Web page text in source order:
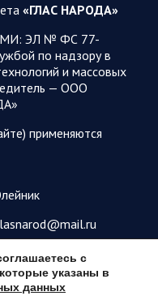
убивать мирное
Данные на 6 августа
убийц, будучи не в
поле боя, атаковала
от Двух майоров
движение по
работы общественного
противника, его…
«ГЛАС НАРОДА»
ЭЛ № ФС 77-
по надзору в
и массовых
— ООО
применяются
с
указаны в
данных